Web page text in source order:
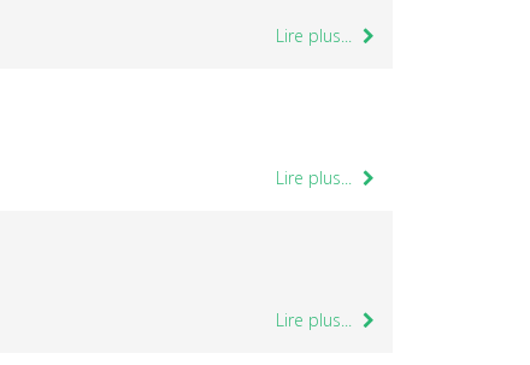
Lire plus...
Lire plus...
Lire plus...